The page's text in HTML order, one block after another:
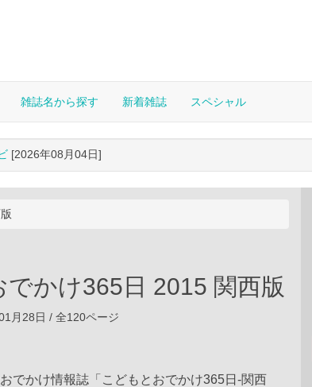
雑誌名から探す 新着雑誌 スペシャル
[2026年08月04日]
でかけ365日 2015 関西版
月28日 / 全120ページ
でかけ情報誌「こどもとおでかけ365日-関西